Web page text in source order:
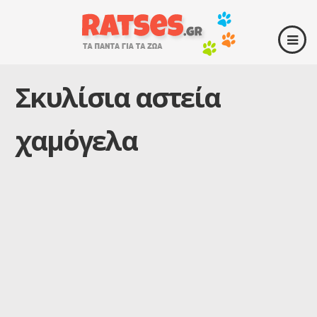
Σκυλίσια αστεία
χαμόγελα